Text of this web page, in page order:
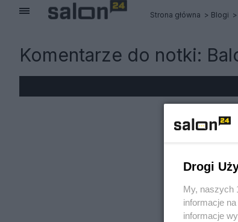
Strona główna Blogi
Komentarze do notki:
Drogi
My, naszych
informacje
informacje